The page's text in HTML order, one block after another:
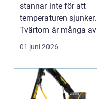
stannar inte för att
temperaturen sjunker.
Tvärtom är många av
de mest tidskri...
01 juni 2026